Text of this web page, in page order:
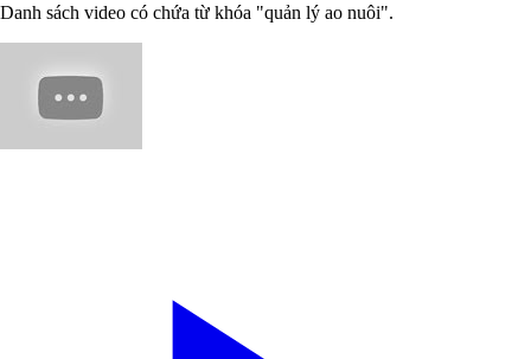
Danh sách video có chứa từ khóa "quản lý ao nuôi".